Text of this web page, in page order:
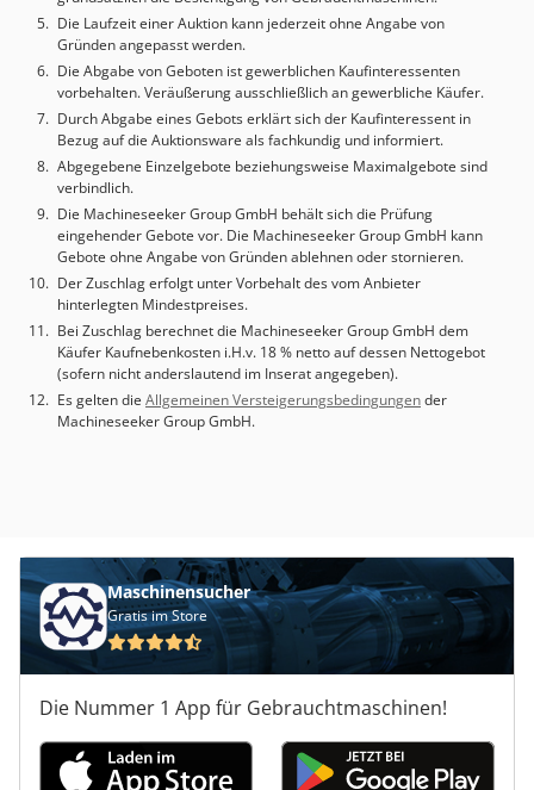
Die Laufzeit einer Auktion kann jederzeit ohne Angabe von
Gründen angepasst werden.
Die Abgabe von Geboten ist gewerblichen Kaufinteressenten
vorbehalten. Veräußerung ausschließlich an gewerbliche Käufer.
Durch Abgabe eines Gebots erklärt sich der Kaufinteressent in
Bezug auf die Auktionsware als fachkundig und informiert.
Abgegebene Einzelgebote beziehungsweise Maximalgebote sind
verbindlich.
Die Machineseeker Group GmbH behält sich die Prüfung
eingehender Gebote vor. Die Machineseeker Group GmbH kann
Gebote ohne Angabe von Gründen ablehnen oder stornieren.
Der Zuschlag erfolgt unter Vorbehalt des vom Anbieter
hinterlegten Mindestpreises.
Bei Zuschlag berechnet die Machineseeker Group GmbH dem
Käufer Kaufnebenkosten i.H.v. 18 % netto auf dessen Nettogebot
(sofern nicht anderslautend im Inserat angegeben).
Es gelten die Allgemeinen Versteigerungsbedingungender
Machineseeker Group GmbH.
Maschinensucher
Gratis im Store
Die Nummer 1 App für Gebrauchtmaschinen!